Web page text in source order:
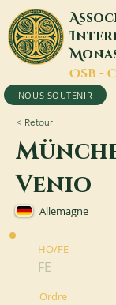
A
I
M
OSB - C
NOUS SOUTENIR
< Retour
Venio
Allemagne
HO/FE
FE
Ordre